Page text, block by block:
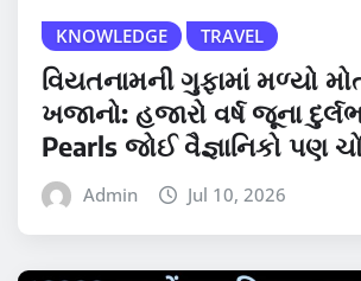
KNOWLEDGE TRAVEL
વિયતનામની ગુફામાં મળ્યો
ખજાનો: હજારો વર્ષ જૂના
Pearls જોઈ વૈજ્ઞાનિકો પણ
Admin Jul 10, 2026